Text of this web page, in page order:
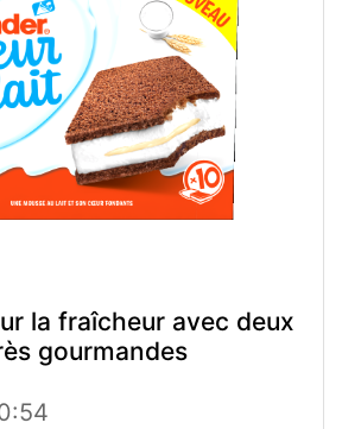
la fraîcheur avec deux
gourmandes